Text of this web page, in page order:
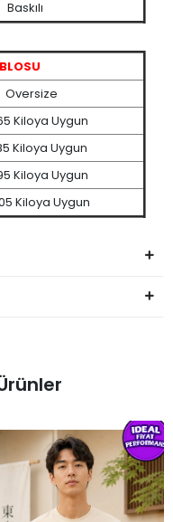
Baskılı
Oversize
Kiloya Uygun
Kiloya Uygun
Kiloya Uygun
Kiloya Uygun